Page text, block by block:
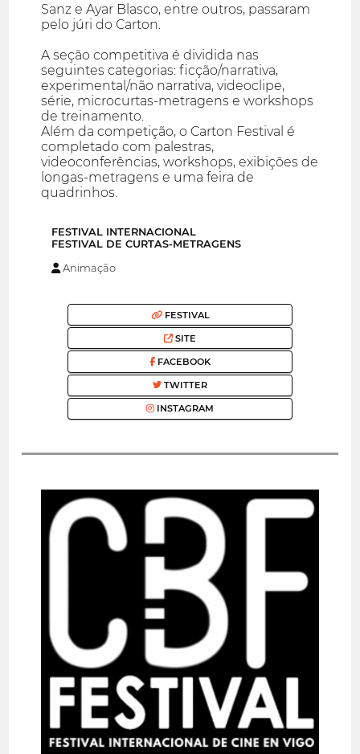
Sanz e Ayar Blasco, entre outros, passaram
pelo júri do Carton.
A seção competitiva é dividida nas
seguintes categorias: ficção/narrativa,
experimental/não narrativa, videoclipe,
série, microcurtas-metragens e workshops
de treinamento.
Além da competição, o Carton Festival é
completado com palestras,
videoconferências, workshops, exibições de
longas-metragens e uma feira de
quadrinhos.
FESTIVAL INTERNACIONAL
FESTIVAL DE CURTAS-METRAGENS
Animação
FESTIVAL
SITE
FACEBOOK
TWITTER
INSTAGRAM